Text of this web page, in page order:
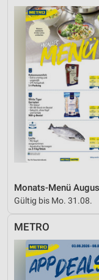
Gültig bis Mo. 31.08.
METRO